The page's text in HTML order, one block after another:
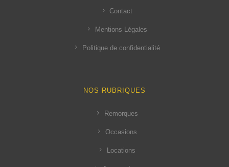
Contact
Mentions Légales
Politique de confidentialité
NOS RUBRIQUES
Remorques
Occasions
Locations